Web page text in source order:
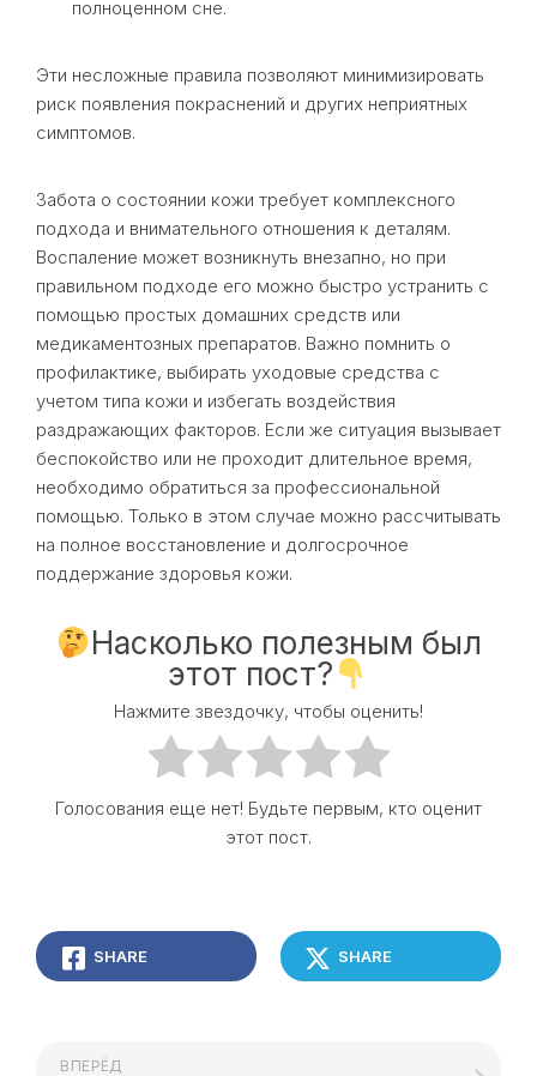
полноценном сне.
Эти несложные правила позволяют минимизировать
риск появления покраснений и других неприятных
симптомов.
Забота о состоянии кожи требует комплексного
подхода и внимательного отношения к деталям.
Воспаление может возникнуть внезапно, но при
правильном подходе его можно быстро устранить с
помощью простых домашних средств или
медикаментозных препаратов. Важно помнить о
профилактике, выбирать уходовые средства с
учетом типа кожи и избегать воздействия
раздражающих факторов. Если же ситуация вызывает
беспокойство или не проходит длительное время,
необходимо обратиться за профессиональной
помощью. Только в этом случае можно рассчитывать
на полное восстановление и долгосрочное
поддержание здоровья кожи.
Насколько полезным был
этот пост?
Нажмите звездочку, чтобы оценить!
Голосования еще нет! Будьте первым, кто оценит
этот пост.
SHARE SHARE
ВПЕРЁД